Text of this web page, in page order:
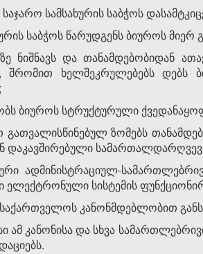
საჯარო სამსახურის საბჭოს
საბჭოს წარუდგენს ბიუროს მიერ
ნიშნავს და თანამდებობიდან
შრომით ხელშეკრულებებს დებს
ბიუროს სტრუქტურული
გათვალისწინებულ ზომებს
დაკავშირებული
ადმინისტრაციულ-
ელექტრონული სისტემის
საქართველოს კანონმდებლობით
ამ კანონისა და სხვა